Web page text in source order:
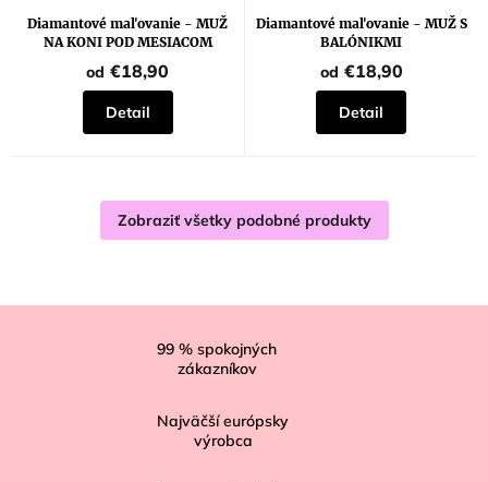
Diamantové maľovanie - MUŽ
NA KONI POD MESIACOM
od €18,90
Detail
Diamantové maľovanie - MUŽ S
BALÓNIKMI
od €18,90
Detail
Zobraziť všetky podobné produkty
99 % spokojných
zákazníkov
Najväčší európsky
výrobca